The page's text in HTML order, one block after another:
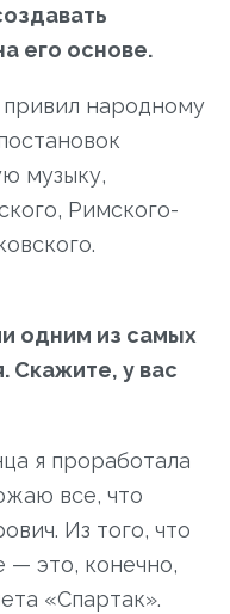
его основе.
народному
музыку,
Римского-
одним из самых
Скажите, у вас
я проработала
все, что
Из того, что
— это, конечно,
«Спартак».